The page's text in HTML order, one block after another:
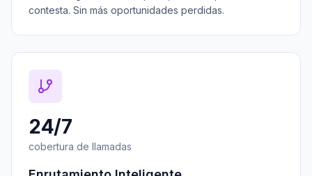
contesta. Sin más oportunidades perdidas.
24/7
cobertura de llamadas